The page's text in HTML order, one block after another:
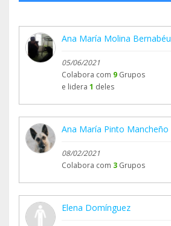
Ana María Molina Bernabéu
05/06/2021
Colabora com 9 Grupos
e lidera 1 deles
Ana María Pinto Mancheño
08/02/2021
Colabora com 3 Grupos
Elena Domínguez